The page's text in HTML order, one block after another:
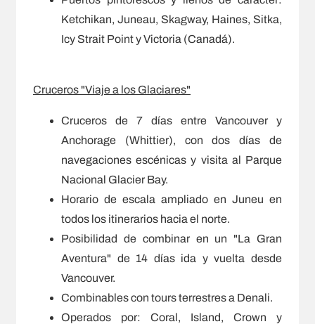
Ketchikan, Juneau, Skagway, Haines, Sitka,
Icy Strait Point y Victoria (Canadá).
Cruceros "Viaje a los Glaciares"
Cruceros de 7 días entre Vancouver y
Anchorage (Whittier), con dos días de
navegaciones escénicas y visita al Parque
Nacional Glacier Bay.
Horario de escala ampliado en Juneu en
todos los itinerarios hacia el norte.
Posibilidad de combinar en un "La Gran
Aventura" de 14 días ida y vuelta desde
Vancouver.
Combinables con tours terrestres a Denali.
Operados por: Coral, Island, Crown y